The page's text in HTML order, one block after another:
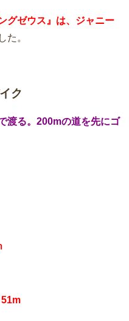
グゼウス』は、ジャニー
た。
ク
渡る。200mの道を先にゴ